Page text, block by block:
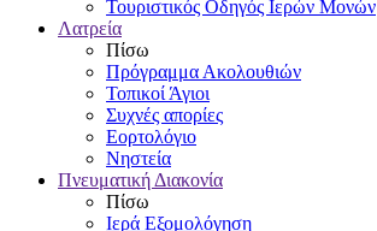
Τουριστικός Οδηγός Ιερών Μονών
Λατρεία
Πίσω
Πρόγραμμα Ακολουθιών
Τοπικοί Άγιοι
Συχνές απορίες
Εορτολόγιο
Νηστεία
Πνευματική Διακονία
Πίσω
Ιερά Εξομολόγηση